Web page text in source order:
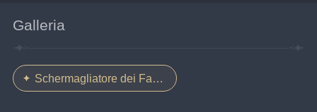
Galleria
Schermagliatore dei Fatui Hydroartigliere corazzato